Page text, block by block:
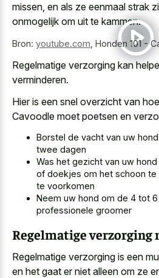
missen, en als ze eenmaal strak
onmogelijk om uit te kammen.
Bron: youtube.com Honden 101 -
Regelmatige verzorging kan
verminderen.
Hier is een snel overzicht van
Cavoodle moet poetsen en
Borstel de vacht van uw
twee dagen
Was het gezicht van uw
of doekjes om het schoon te
te voorkomen
Neem uw hond om de 4 tot
professionele groomer
Regelmatige verzorging
Regelmatige verzorging is een
en het gaat er niet alleen om ze